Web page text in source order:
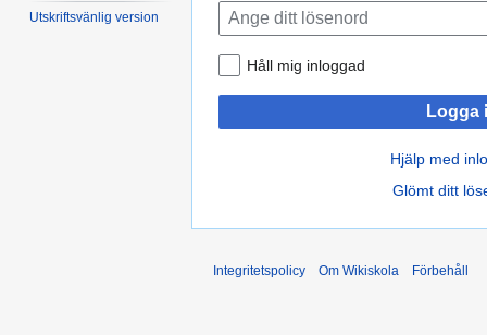
Håll mig inloggad
Logga
Hjälp med
Glömt ditt
Utskriftsvänlig version
Integritetspolicy Om Wikiskola Förbehåll